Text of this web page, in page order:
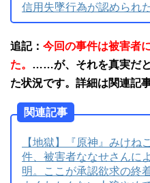
信用失墜行為が認められ
追記： 今回の事件は被害者
た。 ……が、それを真実だ
た状況です。詳細は関連記
関連記事
【地獄】『原神』みけね
件、被害者ななせさんに
明。ここが承認欲求の終